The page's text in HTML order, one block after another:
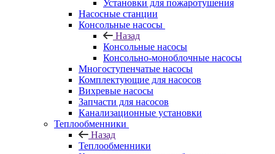
Установки для пожаротушения
Насосные станции
Консольные насосы
Назад
Консольные насосы
Консольно-моноблочные насосы
Многоступенчатые насосы
Комплектующие для насосов
Вихревые насосы
Запчасти для насосов
Канализационные установки
Теплообменники
Назад
Теплообменники